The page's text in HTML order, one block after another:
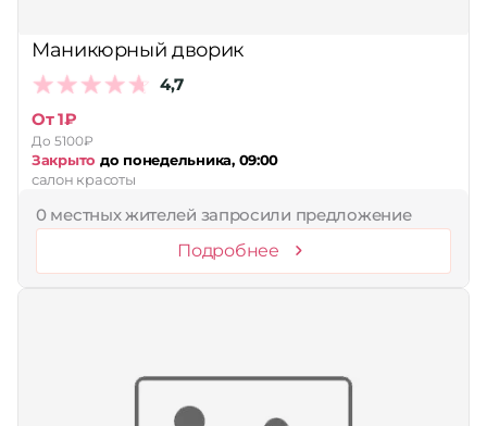
Маникюрный дворик
4,7
От 1₽
До 5100₽
Закрыто до понедельника, 09:00
салон красоты
0 местных жителей запросили предложение
Подробнее